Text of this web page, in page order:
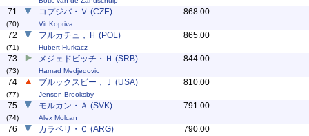
71
(70)
コプジバ・Ｖ (CZE)
Vit Kopriva
868.00
72
(71)
フルカチュ，Ｈ (POL)
Hubert Hurkacz
865.00
73
(73)
メジェドビッチ・Ｈ (SRB)
Hamad Medjedovic
844.00
74
(77)
ブルックスビー，Ｊ (USA)
Jenson Brooksby
810.00
75
(74)
モルカン・Ａ (SVK)
Alex Molcan
791.00
76 カラベリ・Ｃ (ARG) 790.00